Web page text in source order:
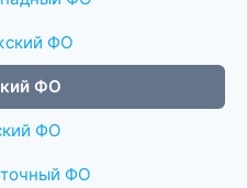
ФО
ФО
ФО
ФО